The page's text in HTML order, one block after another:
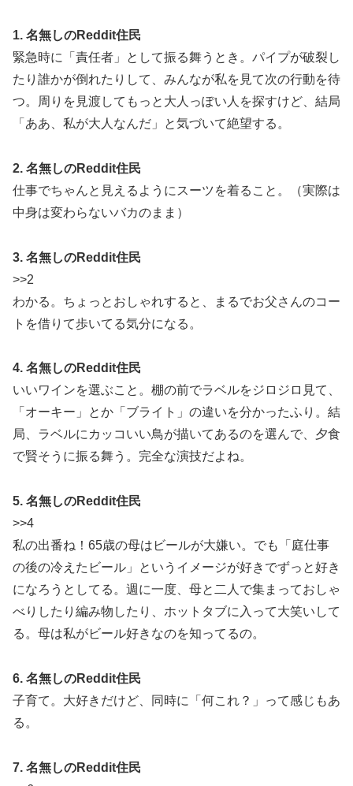
1. 名無しのReddit住民
緊急時に「責任者」として振る舞うとき。パイプが破裂し
たり誰かが倒れたりして、みんなが私を見て次の行動を待
つ。周りを見渡してもっと大人っぽい人を探すけど、結局
「ああ、私が大人なんだ」と気づいて絶望する。
2. 名無しのReddit住民
仕事でちゃんと見えるようにスーツを着ること。（実際は
中身は変わらないバカのまま）
3. 名無しのReddit住民
>>2
わかる。ちょっとおしゃれすると、まるでお父さんのコー
トを借りて歩いてる気分になる。
4. 名無しのReddit住民
いいワインを選ぶこと。棚の前でラベルをジロジロ見て、
「オーキー」とか「ブライト」の違いを分かったふり。結
局、ラベルにカッコいい鳥が描いてあるのを選んで、夕食
で賢そうに振る舞う。完全な演技だよね。
5. 名無しのReddit住民
>>4
私の出番ね！65歳の母はビールが大嫌い。でも「庭仕事
の後の冷えたビール」というイメージが好きでずっと好き
になろうとしてる。週に一度、母と二人で集まっておしゃ
べりしたり編み物したり、ホットタブに入って大笑いして
る。母は私がビール好きなのを知ってるの。
6. 名無しのReddit住民
子育て。大好きだけど、同時に「何これ？」って感じもあ
る。
7. 名無しのReddit住民